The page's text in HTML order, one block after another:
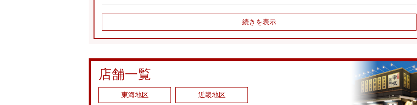
【讃岐製麺】牛肉ぶっかけうどんフェア
ざるうどんフェア第三弾！
2026年6月26日
続きを表示
店舗一覧
東海地区 近畿地区